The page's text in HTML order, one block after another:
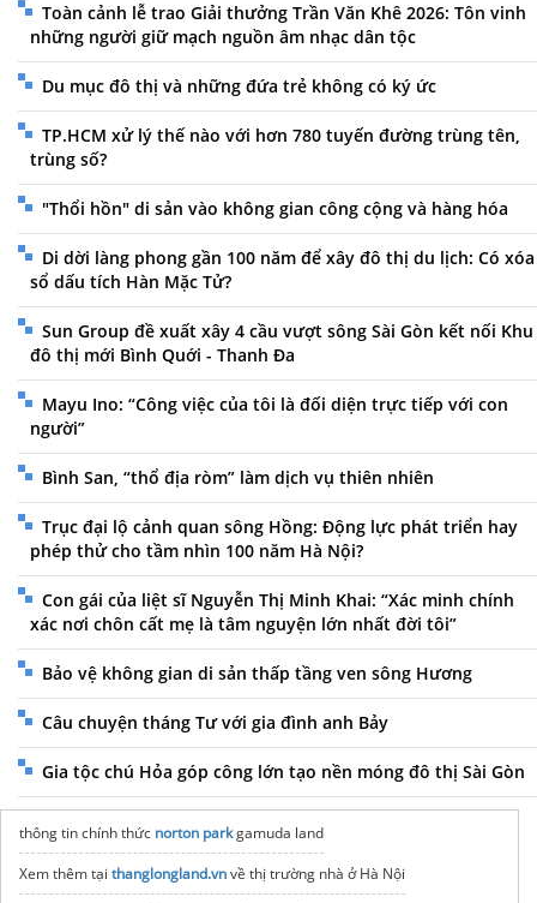
Toàn cảnh lễ trao Giải thưởng Trần Văn Khê 2026: Tôn vinh
những người giữ mạch nguồn âm nhạc dân tộc
Du mục đô thị và những đứa trẻ không có ký ức
TP.HCM xử lý thế nào với hơn 780 tuyến đường trùng tên,
trùng số?
"Thổi hồn" di sản vào không gian công cộng và hàng hóa
Di dời làng phong gần 100 năm để xây đô thị du lịch: Có xóa
sổ dấu tích Hàn Mặc Tử?
Sun Group đề xuất xây 4 cầu vượt sông Sài Gòn kết nối Khu
đô thị mới Bình Quới - Thanh Đa
Mayu Ino: “Công việc của tôi là đối diện trực tiếp với con
người”
Bình San, “thổ địa ròm” làm dịch vụ thiên nhiên
Trục đại lộ cảnh quan sông Hồng: Động lực phát triển hay
phép thử cho tầm nhìn 100 năm Hà Nội?
Con gái của liệt sĩ Nguyễn Thị Minh Khai: “Xác minh chính
xác nơi chôn cất mẹ là tâm nguyện lớn nhất đời tôi”
Bảo vệ không gian di sản thấp tầng ven sông Hương
Câu chuyện tháng Tư với gia đình anh Bảy
Gia tộc chú Hỏa góp công lớn tạo nền móng đô thị Sài Gòn
thông tin chính thức norton parkgamuda land
Xem thêm tại thanglongland.vnvề thị trường nhà ở Hà Nội